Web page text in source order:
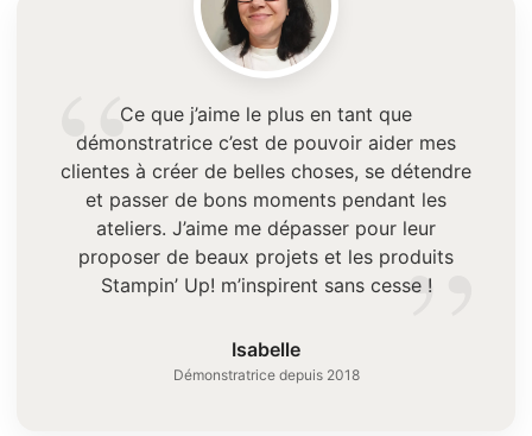
“
”
Ce que j’aime le plus en tant que
démonstratrice c’est de pouvoir aider mes
clientes à créer de belles choses, se détendre
et passer de bons moments pendant les
ateliers. J’aime me dépasser pour leur
proposer de beaux projets et les produits
Stampin’ Up! m’inspirent sans cesse !
Isabelle
Démonstratrice depuis 2018